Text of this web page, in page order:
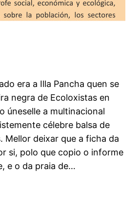
era a Illa Pancha quen se
negra de Ecoloxistas en
úneselle a multinacional
célebre balsa de
Mellor deixar que a ficha da
si, polo que copio o informe
e o da praia de…